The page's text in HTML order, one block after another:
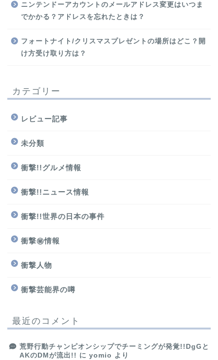
ニンテンドーアカウントのメールアドレス変更はいつま
でかかる？アドレスを忘れたときは？
フォートナイト/クリスマスプレゼントの場所はどこ？開
け方受け取り方は？
カテゴリー
レビュー記事
未分類
衝撃!!グルメ情報
衝撃!!ニュース情報
衝撃!!世界の日本の事件
衝撃㊙情報
衝撃人物
衝撃芸能界の噂
最近のコメント
荒野行動チャンピオンシップでチーミングが発覚!!DgGと
AKのDMが流出!! に yomio より